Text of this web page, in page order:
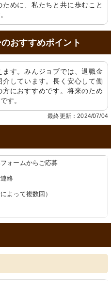
めに、私たちと共に歩むこと
おすすめポイント
す。みんジョブでは、退職金
しています。長く安心して働
方におすすめです。将来のため
す。
最終更新：2024/07/04
ォームからご応募
絡
よって複数回）